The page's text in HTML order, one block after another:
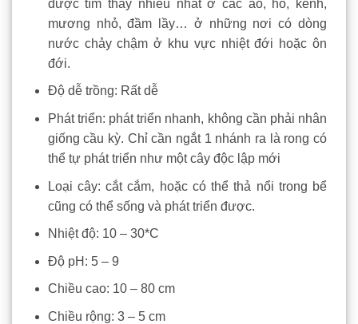
được tìm thấy nhiều nhất ở các ao, hồ, kênh,
mương nhỏ, đầm lầy… ở những nơi có dòng
nước chảy chậm ở khu vực nhiệt đới hoặc ôn
đới.
Độ dễ trồng: Rất dễ
Phát triển: phát triển nhanh, không cần phải nhân
giống cầu kỳ. Chỉ cần ngắt 1 nhánh ra là rong có
thể tự phát triển như một cây độc lập mới
Loại cây: cắt cắm, hoặc có thể thả nổi trong bể
cũng có thể sống và phát triển được.
Nhiệt độ: 10 – 30*C
Độ pH: 5 – 9
Chiều cao: 10 – 80 cm
Chiều rộng: 3 – 5 cm